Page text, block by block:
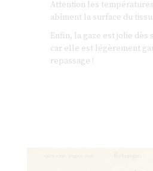
Attention les
abîment la surface du
Enfin, la gaze est jolie dès
car elle est légèrement
repassage !